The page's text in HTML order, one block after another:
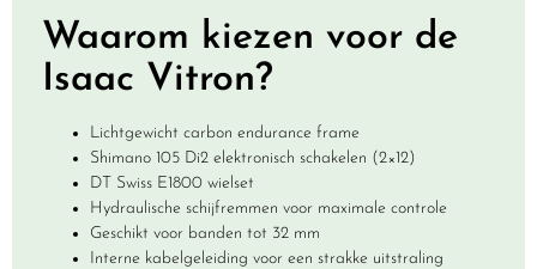
Waarom kiezen voor de
Isaac Vitron?
Lichtgewicht carbon endurance frame
Shimano 105 Di2 elektronisch schakelen (2×12)
DT Swiss E1800 wielset
Hydraulische schijfremmen voor maximale controle
Geschikt voor banden tot 32 mm
Interne kabelgeleiding voor een strakke uitstraling